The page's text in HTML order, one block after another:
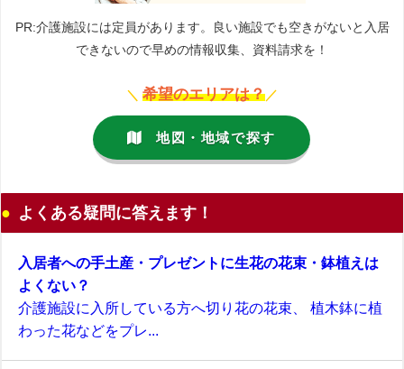
PR:介護施設には定員があります。良い施設でも空きがないと入居
できないので早めの情報収集、資料請求を！
＼ 希望のエリアは？ ／
地図・地域で探す
よくある疑問に答えます！
入居者への手土産・プレゼントに生花の花束・鉢植えは
よくない？
介護施設に入所している方へ切り花の花束、 植木鉢に植
わった花などをプレ...